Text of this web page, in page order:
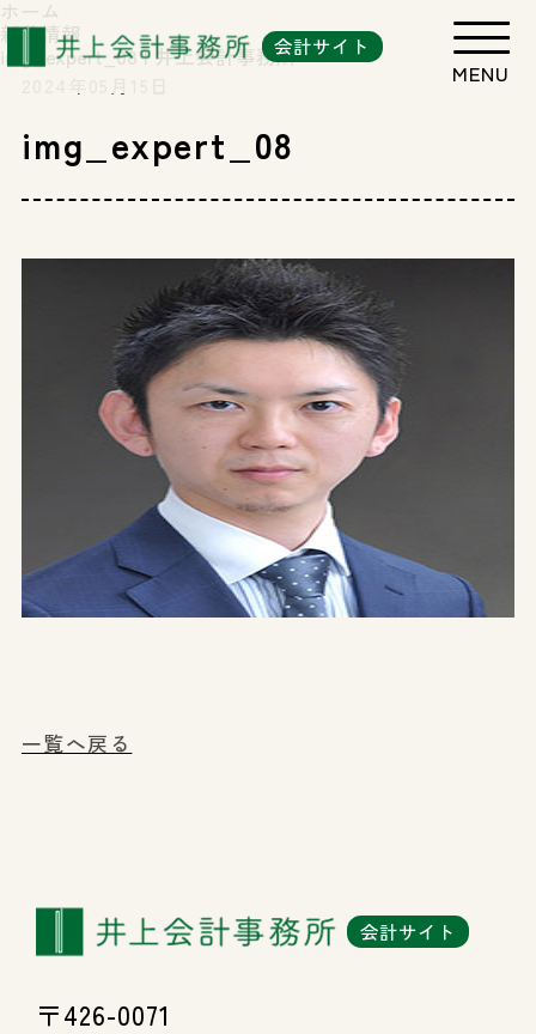
会計サイト
ホーム
新着情報
img_expert_08 | 井上会計事務所
img_expert_08
一覧へ戻る
会計サイト
〒426-0071